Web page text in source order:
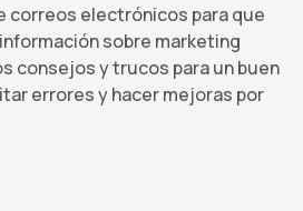
correos electrónicos para que
sobre marketing
consejos y trucos para un buen
errores y hacer mejoras por